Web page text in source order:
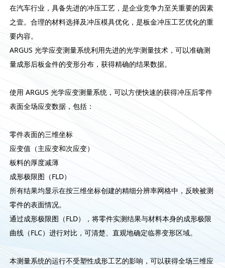
在汽车行业，具备先进的冲压工艺，是企业竞争力至关重要的因素
之壹。合理的材料选择及冲压模具优化，是板金冲压工艺优化的重
要内容。
ARGUS 光学应变测量系统利用先进的光学测量技术，可以准确测
量成形后板金件的变形分布，获得精确的结果数据。
使用 ARGUS 光学应变测量系统，可以方便快速的获得冲压后零件
表面全场应变数据，包括：
零件表面的三维坐标
应变值（主应变和次应变）
板料的厚度减薄
成形极限图（FLD）
所有结果均显示在按三维坐标创建的精细分辨率网格中，反映被测
零件的表面情况。
通过成形极限图（FLD），将零件实测结果与材料本身的成形极限
曲线（FLC）进行对比，可清楚、直观地确定临界变形区域。
本测量系统的运行不受塑性成形工艺的影响，可以获得全场三维应